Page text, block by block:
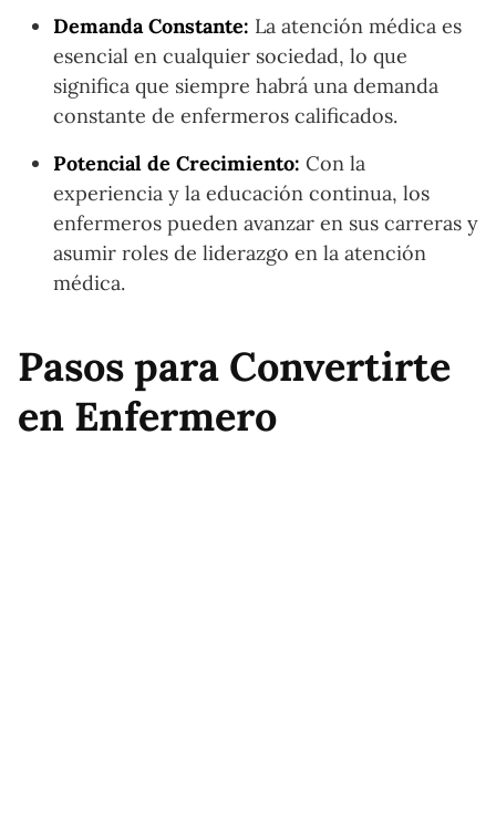
Demanda Constante: La atención médica es
esencial en cualquier sociedad, lo que
significa que siempre habrá una demanda
constante de enfermeros calificados.
Potencial de Crecimiento: Con la
experiencia y la educación continua, los
enfermeros pueden avanzar en sus carreras y
asumir roles de liderazgo en la atención
médica.
Pasos para Convertirte
en Enfermero